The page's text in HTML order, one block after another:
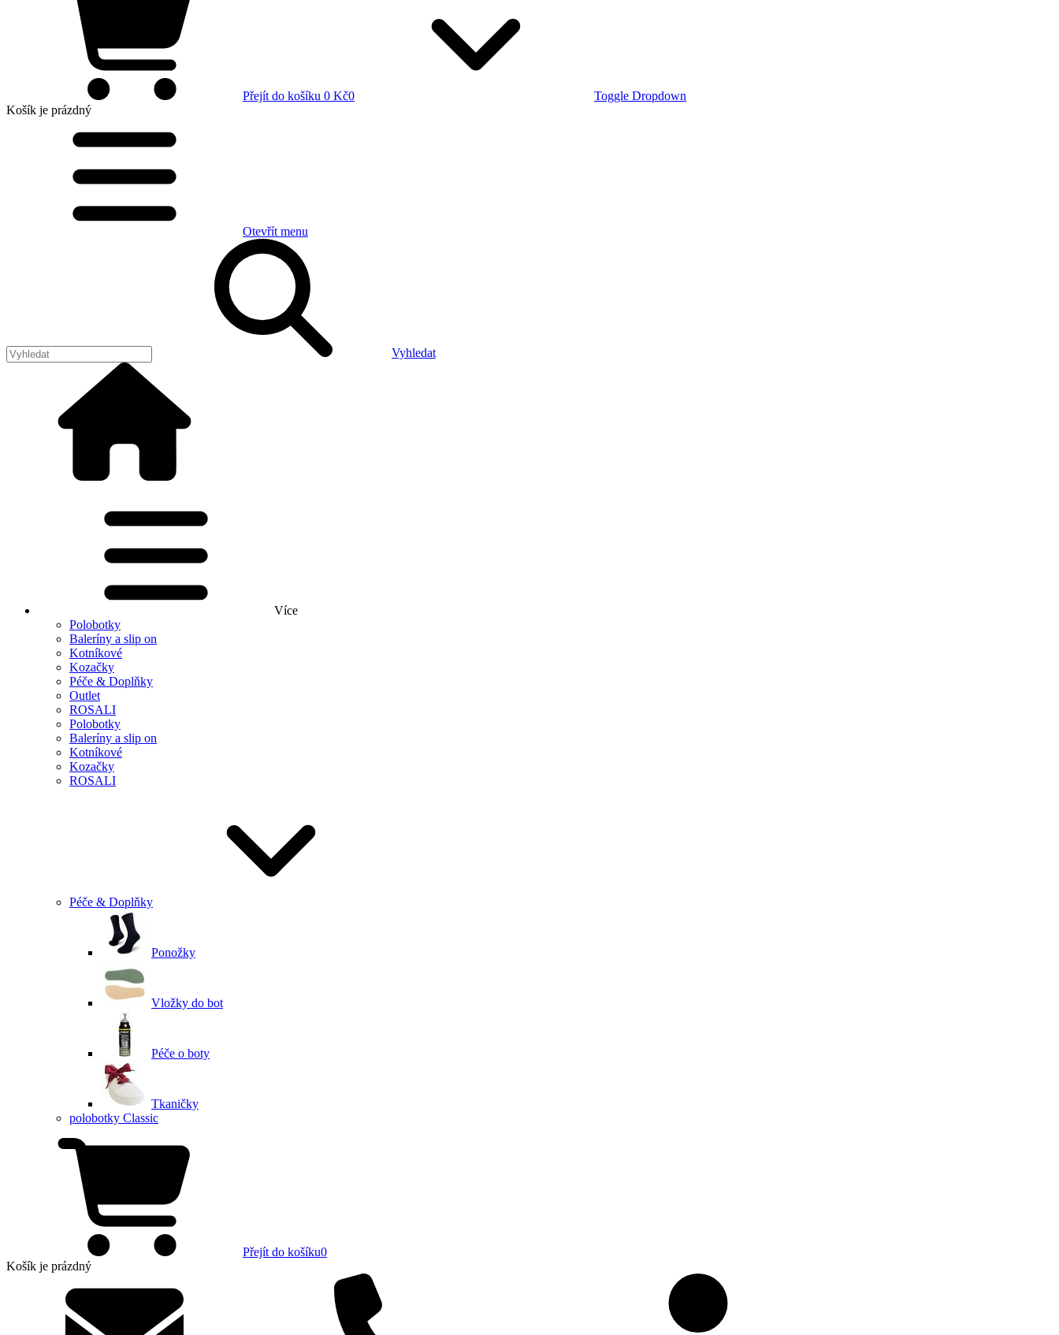
Přejít do košíku 0 Kč0
Toggle Dropdown
Košík je prázdný
Otevřít menu
Vyhledat
Více
Polobotky
Baleríny a slip on
Kotníkové
Kozačky
Péče & Doplňky
Outlet
ROSALI
Polobotky
Baleríny a slip on
Kotníkové
Kozačky
ROSALI
Péče & Doplňky
Ponožky
Vložky do bot
Péče o boty
Tkaničky
polobotky Classic
Přejít do košíku0
Košík je prázdný